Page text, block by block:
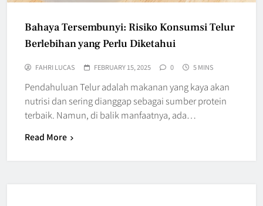
Bahaya Tersembunyi: Risiko Konsumsi Telur
Berlebihan yang Perlu Diketahui
FAHRI LUCAS FEBRUARY 15, 2025 0 5 MINS
Pendahuluan Telur adalah makanan yang kaya akan
nutrisi dan sering dianggap sebagai sumber protein
terbaik. Namun, di balik manfaatnya, ada…
Read More